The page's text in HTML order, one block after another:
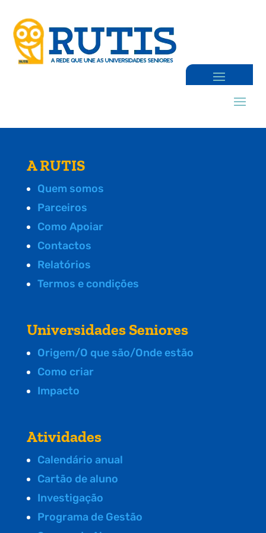
A RUTIS
Quem somos
Parceiros
Como Apoiar
Contactos
Relatórios
Termos e condições
Universidades Seniores
Origem/O que são/Onde estão
Como criar
Impacto
Atividades
Calendário anual
Cartão de aluno
Investigação
Programa de Gestão